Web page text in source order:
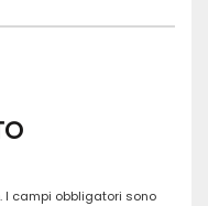
I campi obbligatori sono